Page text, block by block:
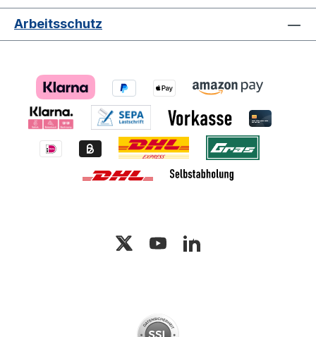
Arbeitsschutz